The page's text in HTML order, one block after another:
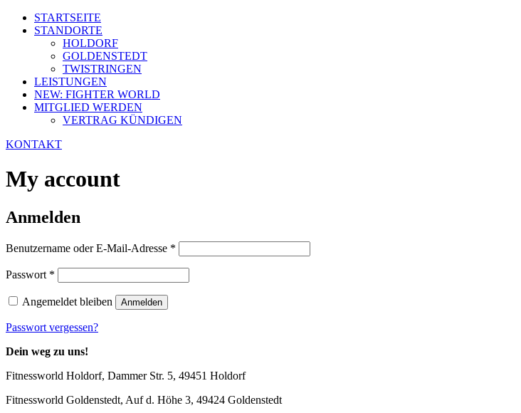
STARTSEITE
STANDORTE
HOLDORF
GOLDENSTEDT
TWISTRINGEN
LEISTUNGEN
NEW: FIGHTER WORLD
MITGLIED WERDEN
VERTRAG KÜNDIGEN
KONTAKT
My account
Anmelden
Benutzername oder E-Mail-Adresse *
Passwort *
Angemeldet bleiben Anmelden
Passwort vergessen?
Dein weg zu uns!
Fitnessworld Holdorf, Dammer Str. 5, 49451 Holdorf
Fitnessworld Goldenstedt, Auf d. Höhe 3, 49424 Goldenstedt